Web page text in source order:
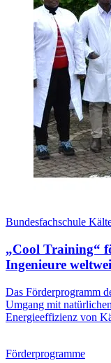
Bundesfachschule
„Cool Training“
Ingenieure
Das Förderprogramm
Umgang mit
Energieeffizienz von
Förderprogramme